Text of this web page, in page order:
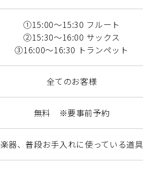
①15:00～15:30 フルート
②15:30～16:00 サックス
③16:00～16:30 トランペット
全てのお客様
無料 ※要事前予約
楽器、普段お手入れに使っている道具